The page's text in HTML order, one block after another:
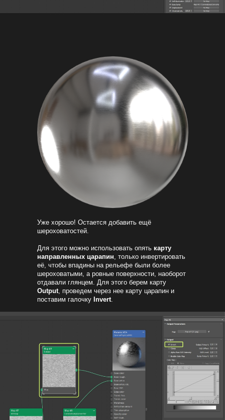
Уже хорошо! Остается добавить ещё
шероховатостей.
Для этого можно использовать опять карту
направленных царапин, только инвертировать
её, чтобы впадины на рельефе были более
шероховатыми, а ровные поверхности, наоборот
отдавали глянцем. Для этого берем карту
Output, проведем через нее карту царапин и
поставим галочку Invert.